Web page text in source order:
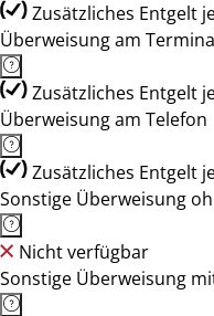
Zusätzliches Entgelt
Überweisung am
Zusätzliches Entgelt
Überweisung am Telefon
Zusätzliches Entgelt
Sonstige Überweisung
Nicht verfügbar
Sonstige Überweisung